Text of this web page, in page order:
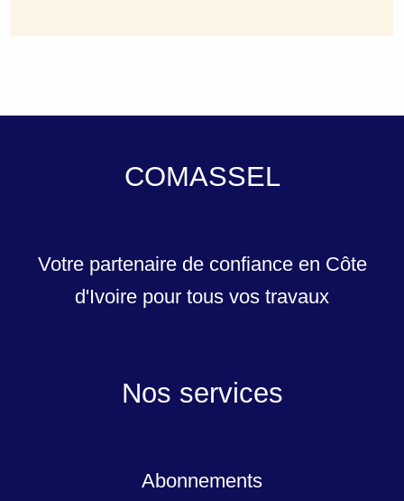
COMASSEL
Votre partenaire de confiance en Côte
d'Ivoire pour tous vos travaux
Nos services
Abonnements